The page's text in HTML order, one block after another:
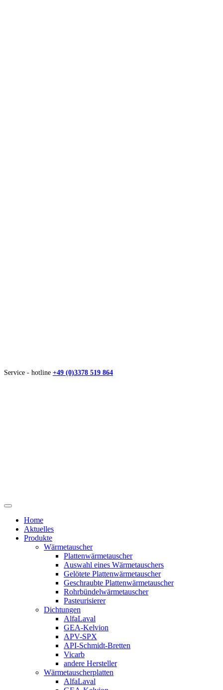
Service - hotline +49 (0)3378 519 864
Home
Aktuelles
Produkte
Wärmetauscher
Plattenwärmetauscher
Auswahl eines Wärmetauschers
Gelötete Plattenwärmetauscher
Geschraubte Plattenwärmetauscher
Rohrbündelwärmetauscher
Pasteurisierer
Dichtungen
AlfaLaval
GEA-Kelvion
APV-SPX
API-Schmidt-Bretten
Vicarb
andere Hersteller
Wärmetauscherplatten
AlfaLaval